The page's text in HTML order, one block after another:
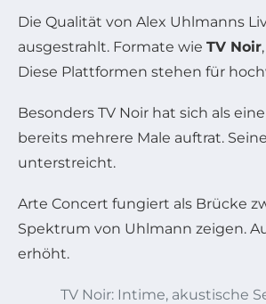
Die Qualität von Alex Uhlmanns
ausgestrahlt. Formate wie TV Noir,
Diese Plattformen stehen für
Besonders TV Noir hat sich als
bereits mehrere Male auftrat.
unterstreicht.
Arte Concert fungiert als Brücke
Spektrum von Uhlmann zeigen.
erhöht.
TV Noir: Intime, akustische